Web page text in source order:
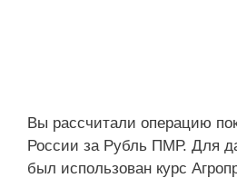
Вы рассчитали операцию
России за Рубль ПМР. Для
был использован курс